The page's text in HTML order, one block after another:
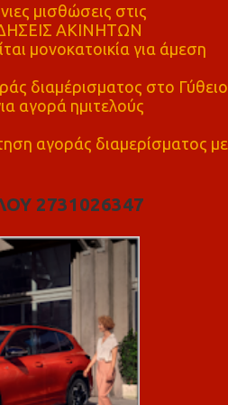
μισθώσεις στις
ΑΚΙΝΗΤΩΝ
μονοκατοικία για άμεση
διαμέρισματος στο Γύθειο
αγορά ημιτελούς
αγοράς διαμερίσματος με
2731026347